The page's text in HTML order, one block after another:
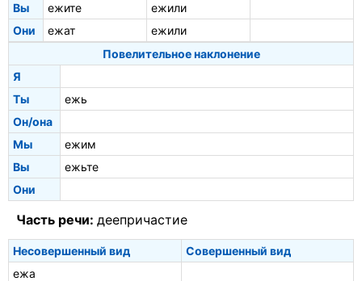
Вы
ежите
ежили
Они
ежат
ежили
Повелительное наклонение
Я
Ты
ежь
Он/она
Мы
ежим
Вы
ежьте
Они
Часть речи: деепричастие
Несовершенный вид
Совершенный вид
ежа